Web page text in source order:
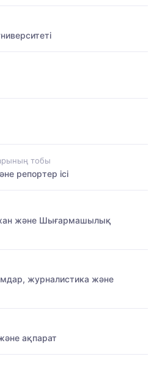
тобы
репортер ісі
және Шығармашылық
журналистика және
ақпарат